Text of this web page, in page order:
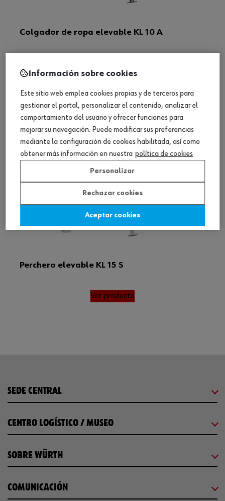
Colgador de ropa elevable KL 10 A
Perchero elevable KL 15 S
Ver producto
SEDE CENTRAL
CENTRO LOGÍSTICO / MUSEO
SOBRE WÜRTH
COMUNICACIÓN
Información sobre cookies
Este sitio web emplea cookies propias y de terceros para
gestionar el portal, personalizar el contenido, analizar el
comportamiento del usuario y ofrecer funciones para
mejorar su navegación. Puede modificar sus preferencias
mediante la configuración de cookies habilitada, así como
obtener más información en nuestra política de cookies
Personalizar
Rechazar cookies
Aceptar cookies